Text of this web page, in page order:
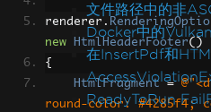
文件路径中的非
Docker中的
在InsertPdf和
ReadyToRun
renderer .
new
HtmlHeaderFooter()
{
HtmlFragment
=
round-color: #4285f4;